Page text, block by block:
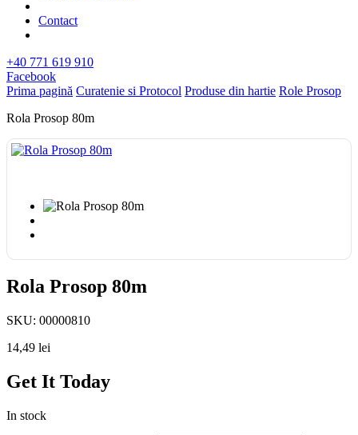
Contact
+40 771 619 910
Facebook
Prima pagină Curatenie si Protocol Produse din hartie Role Prosop
Rola Prosop 80m
Rola Prosop 80m
SKU: 00000810
14,49 lei
Get It Today
In stock